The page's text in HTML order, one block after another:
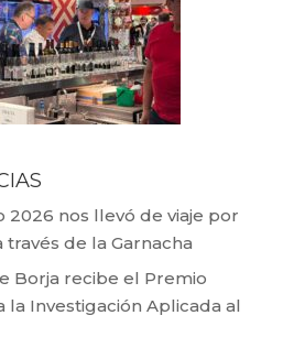
2026 nos llevó de viaje por
de la Garnacha
Borja recibe el Premio
la Investigación Aplicada al